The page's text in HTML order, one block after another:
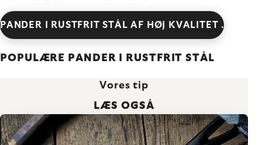
PANDER I RUSTFRIT STÅL AF HØJ KVALITET .
POPULÆRE PANDER I RUSTFRIT STÅL
Vores tip
LÆS OGSÅ